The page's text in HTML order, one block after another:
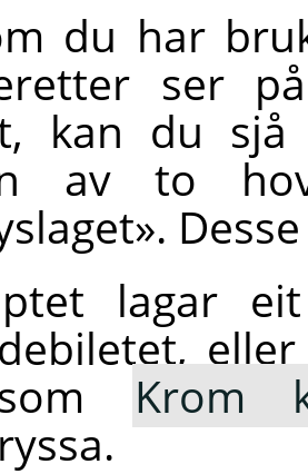
du har
ser
kan du
av to
lagar
Krom